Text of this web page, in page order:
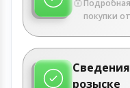
покупки
розыске